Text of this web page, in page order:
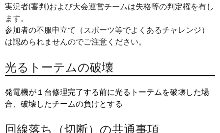
実況者(審判)および大会運営チームは失格等の判定権を有し
ます。
参加者の不服申立て（スポーツ等でよくあるチャレンジ）
は認められませんのでご注意ください。
光るトーテムの破壊
発電機が１台修理完了する前に光るトーテムを破壊した場
合、破壊したチームの負けとする
回線落ち（切断）の共通事項